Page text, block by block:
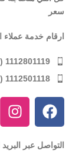
سعر
ارقام خدمة
1112801119
1112501118
التواصل عبر البريد